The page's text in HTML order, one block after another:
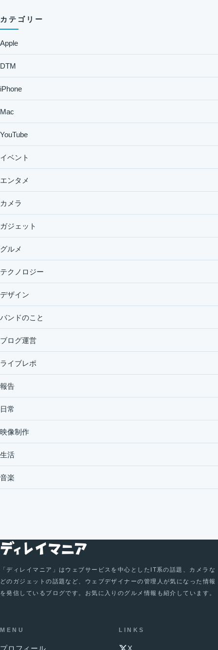
カテゴリー
Apple
DTM
iPhone
Mac
YouTube
イベント
エンタメ
カメラ
ガジェット
グルメ
テクノロジー
デザイン
バンドのこと
ブログ運営
ライブレポ
報告
日常
映像制作
生活
音楽
「ディレイマニア」はウェブサービスを中心としたIT系の話題、カメラな
どのガジェットの話題など、ウェブデザイナーの管理人が気になった情報
を発信しているブログです。お気に入りのグルメ情報も紹介しています。
MENU LINKS